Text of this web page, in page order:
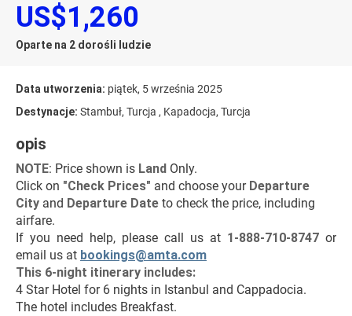
US$1,260
Oparte na 2 dorośli ludzie
Data utworzenia: piątek, 5 września 2025
Destynacje: Stambuł, Turcja , Kapadocja, Turcja
opis
NOTE: Price shown is Land Only.
Click on "Check Prices" and choose your Departure
City and Departure Date to check the price, including
airfare.
If you need help, please call us at 1-888-710-8747 or
email us at bookings@amta.com
This 6-night itinerary includes:
4 Star Hotel for 6 nights in Istanbul and Cappadocia.
The hotel includes Breakfast.